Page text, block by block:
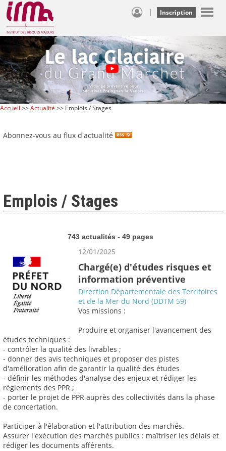
| Inscription
Accueil >>Actualité >> Emplois / Stages
Abonnez-vous au flux d'actualité
Emplois / Stages
743 actualités - 49 pages
12/01/2025
Chargé(e) d'études risques et
information préventive
Direction Départementale des Territoires
et de la Mer du Nord (DDTM 59)
Vos missions :
Produire et organiser l'avancement des
études techniques :
- contrôler la qualité des livrables ;
- donner des avis techniques et proposer des pistes
d'amélioration afin de garantir la qualité des études
- définir les méthodes d'analyse des enjeux et rédiger les
règlements des PPR ;
- porter le projet de PPR auprès des collectivités dans la phase
de concertation.
Participer à l'élaboration et l'attribution des marchés.
Assurer l'exécution des marchés publics : maîtriser les délais et
rédiger les documents afférents.